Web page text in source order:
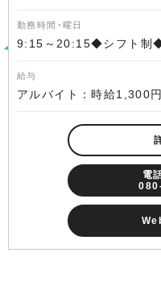
勤務時間･曜日
9:15～20:15◆シフト制
給与
アルバイト：時給1,300
電